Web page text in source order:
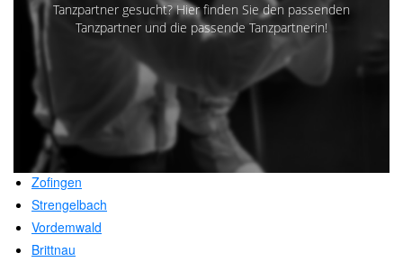
Tanzpartner gesucht? Hier finden Sie den passenden
Tanzpartner und die passende Tanzpartnerin!
Zofingen
Strengelbach
Vordemwald
Brittnau